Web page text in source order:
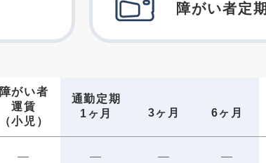
障がい者定期
障がい者
運賃
（小児）
通勤定期
1ヶ月
3ヶ月 6ヶ月
— — — —